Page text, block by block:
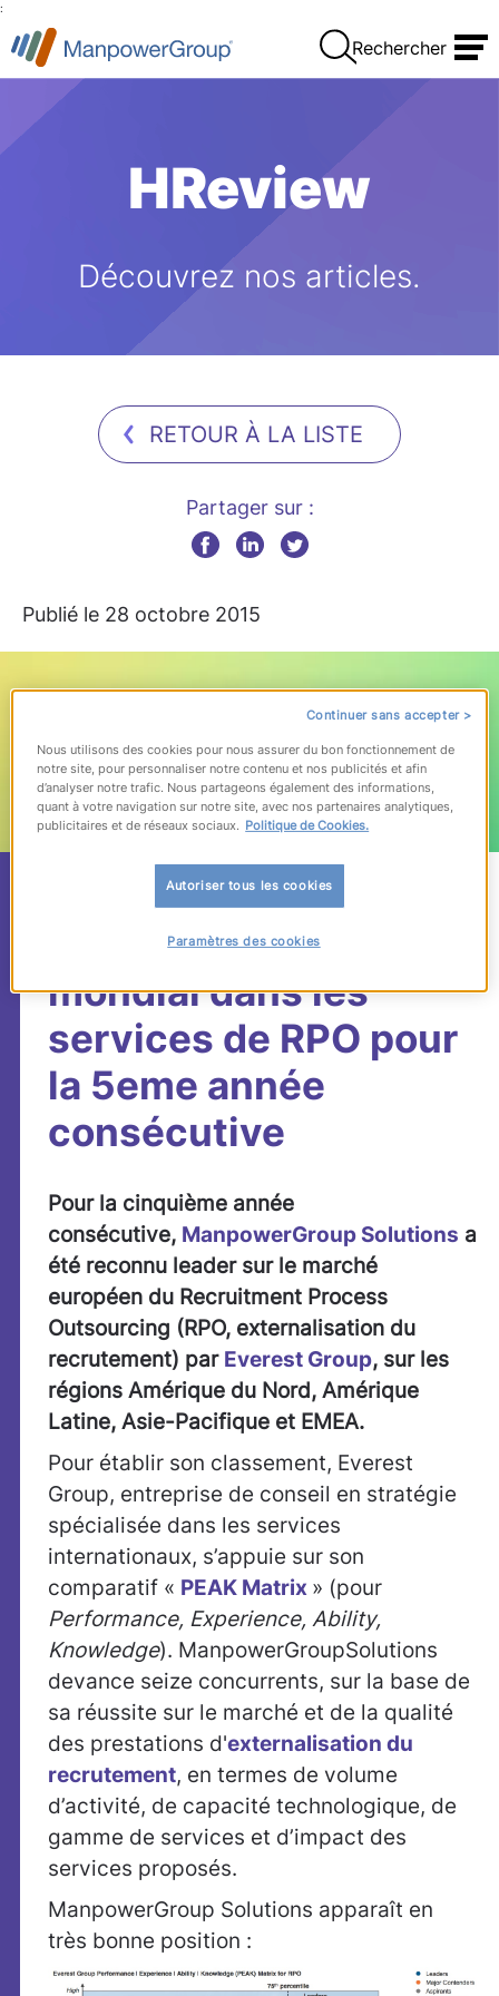
:
Rechercher
HReview
Découvrez nos articles.
RETOUR À LA LISTE
Partager sur :
Publié le 28 octobre 2015
5/ ManpowerGroup
Solutions, leader
mondial dans les
services de RPO pour
la 5eme année
consécutive
Pour la cinquième année
consécutive, ManpowerGroup Solutions a
été reconnu leader sur le marché
européen du Recruitment Process
Outsourcing (RPO, externalisation du
recrutement) par Everest Group, sur les
régions Amérique du Nord, Amérique
Latine, Asie-Pacifique et EMEA.
Pour établir son classement, Everest
Group, entreprise de conseil en stratégie
spécialisée dans les services
internationaux, s’appuie sur son
comparatif « PEAK Matrix » (pour
Performance, Experience, Ability,
Knowledge). ManpowerGroupSolutions
devance seize concurrents, sur la base de
sa réussite sur le marché et de la qualité
des prestations d'externalisation du
recrutement, en termes de volume
d’activité, de capacité technologique, de
gamme de services et d’impact des
services proposés.
ManpowerGroup Solutions apparaît en
très bonne position :
Continuer sans accepter >
Nous utilisons des cookies pour nous assurer du bon fonctionnement de
notre site, pour personnaliser notre contenu et nos publicités et afin
d’analyser notre trafic. Nous partageons également des informations,
quant à votre navigation sur notre site, avec nos partenaires analytiques,
publicitaires et de réseaux sociaux. Politique de Cookies.
Autoriser tous les cookies
Paramètres des cookies